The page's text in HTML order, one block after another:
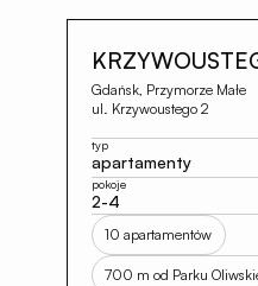
Gdańsk, Przymorze Małe
ul. Krzywoustego 2
typ
apartamenty
pokoje
2-4
10 apartamentów
700 m od Parku